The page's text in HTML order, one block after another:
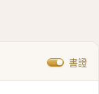
書證